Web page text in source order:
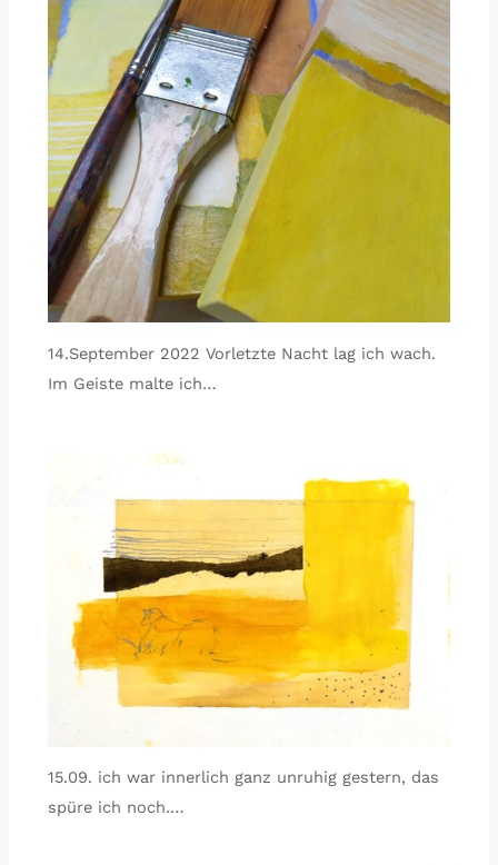
14.September 2022 Vorletzte Nacht lag ich wach.
Im Geiste malte ich…
15.09. ich war innerlich ganz unruhig gestern, das
spüre ich noch.…